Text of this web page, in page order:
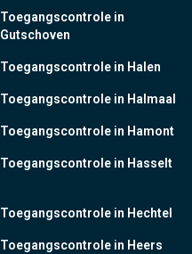
Toegangscontrole in
Gutschoven
Toegangscontrole in Halen
Toegangscontrole in Halmaal
Toegangscontrole in Hamont
Toegangscontrole in Hasselt
Toegangscontrole in Hechtel
Toegangscontrole in Heers